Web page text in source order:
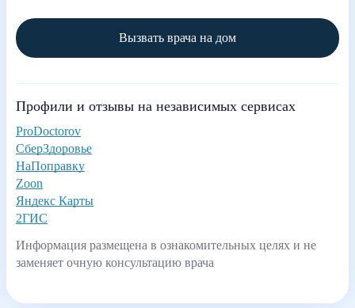
Вызвать врача на дом
Профили и отзывы на независимых сервисах
ProDoctorov
СберЗдоровье
НаПоправку
Zoon
Яндекс Карты
2ГИС
Информация размещена в ознакомительных целях и не
заменяет очную консультацию врача